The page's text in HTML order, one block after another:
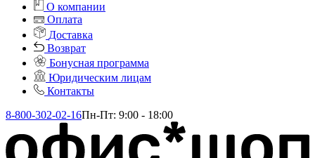
О компании
Оплата
Доставка
Возврат
Бонусная программа
Юридическим лицам
Контакты
8-800-302-02-16Пн-Пт: 9:00 - 18:00